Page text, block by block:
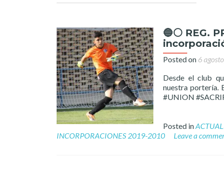
🔵⚪️ REG.
Posted on 6
Desde el club
nuestra portería.
#UNION
Posted in
INCORPORACIONES 2019-2010
Leave a